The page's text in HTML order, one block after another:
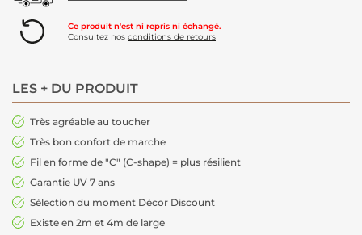
Ce produit n'est ni repris ni échangé.
Consultez nos conditions de retours
LES + DU PRODUIT
Très agréable au toucher
Très bon confort de marche
Fil en forme de "C" (C-shape) = plus résilient
Garantie UV 7 ans
Sélection du moment Décor Discount
Existe en 2m et 4m de large